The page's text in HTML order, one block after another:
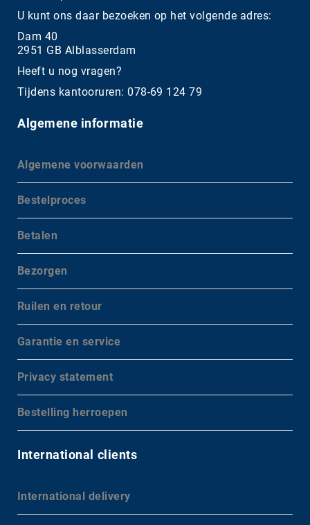
U kunt ons daar bezoeken op het volgende adres:
Dam 40
2951 GB Alblasserdam
Heeft u nog vragen?
Tijdens kantooruren: 078-69 124 79
Algemene informatie
Algemene voorwaarden
Bestelproces
Betalen
Bezorgen
Ruilen en retour
Garantie en service
Privacy statement
Bestelling herroepen
International clients
International delivery